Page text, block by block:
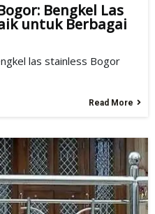
Bengkel Las
untuk Berbagai
las stainless Bogor
Read More